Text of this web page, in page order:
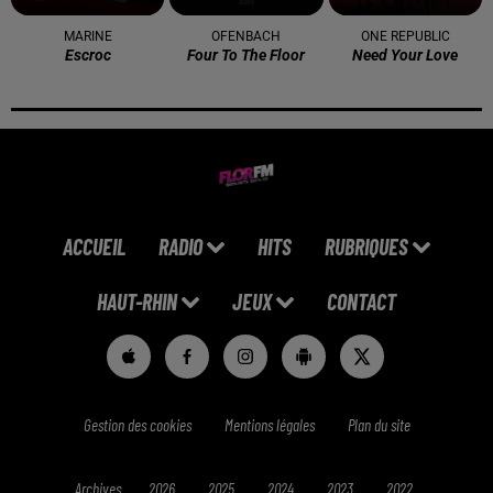
MARINE
Escroc
OFENBACH
Four To The Floor
ONE REPUBLIC
Need Your Love
ACCUEIL RADIO HITS RUBRIQUES
HAUT-RHIN JEUX CONTACT
Gestion des cookies Mentions légales Plan du site
Archives 2026 2025 2024 2023 2022